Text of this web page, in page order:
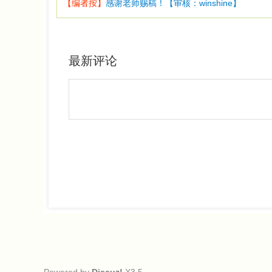
【编者按】 感谢老师赐稿！【审核：winshine】
最新评论